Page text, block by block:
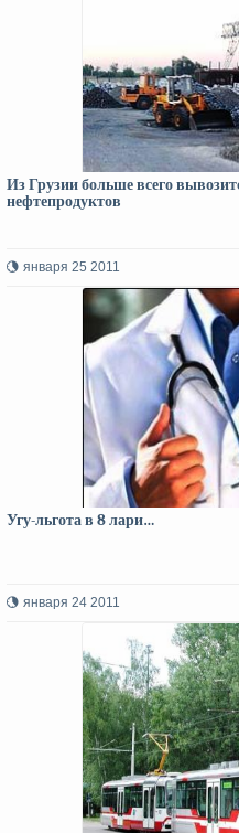
Из Грузии больше всего
нефтепродуктов
января 25 2011
Угу-льгота в 8 лари…
января 24 2011